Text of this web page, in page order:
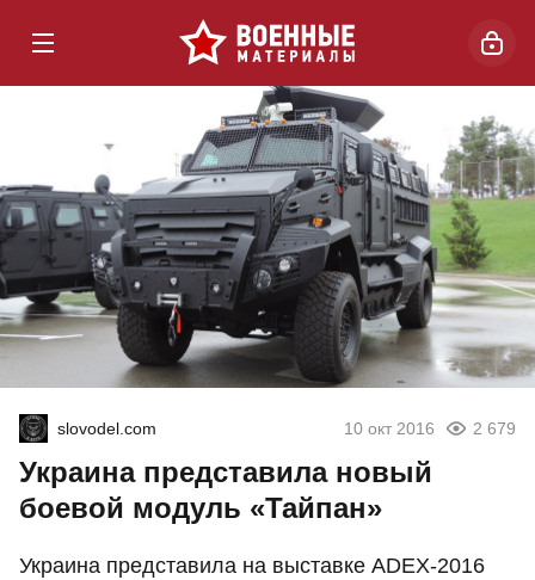
slovodel.com 10 окт 2016 2 679
Украина представила новый
боевой модуль «Тайпан»
Украина представила на выставке ADEX-2016